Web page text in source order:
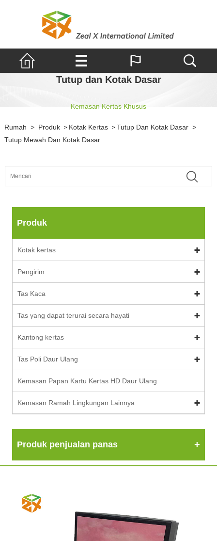
Tutup dan Kotak Dasar
Kemasan Kertas Khusus
Rumah > Produk > Kotak Kertas > Tutup Dan Kotak Dasar >
Tutup Mewah Dan Kotak Dasar
Produk
Kotak kertas
Pengirim
Tas Kaca
Tas yang dapat terurai secara hayati
Kantong kertas
Tas Poli Daur Ulang
Kemasan Papan Kartu Kertas HD Daur Ulang
Kemasan Ramah Lingkungan Lainnya
Produk penjualan panas